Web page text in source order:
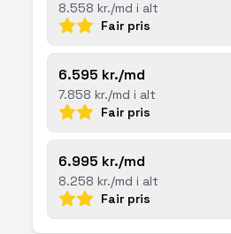
8.558 kr./md i alt
Fair pris
6.595 kr./md
7.858 kr./md i alt
Fair pris
6.995 kr./md
8.258 kr./md i alt
Fair pris